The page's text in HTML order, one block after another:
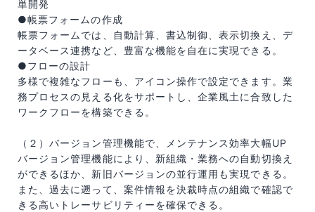
単開発
●帳票フォームの作成
帳票フォームでは、自動計算、書込制御、表示切換え、デ
ータベース連携など、豊富な機能を自在に実現できる。
●フローの設計
多様で複雑なフローも、アイコン操作で設定できます。業
務プロセスの見える化をサポートし、企業風土に合致した
ワークフローを構築できる。
（２）バージョン管理機能で、メンテナンス効率大幅UP
バージョン管理機能により、新組織・業務への自動切換え
ができるほか、新旧バージョンの並行運用も実現できる。
また、過去に遡って、案件情報を決裁時点の組織で確認で
きる高いトレーサビリティーを確保できる。